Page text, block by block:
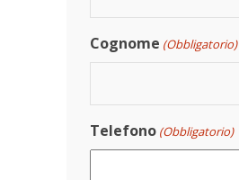
Cognome (Obbligatorio)
Telefono (Obbligatorio)